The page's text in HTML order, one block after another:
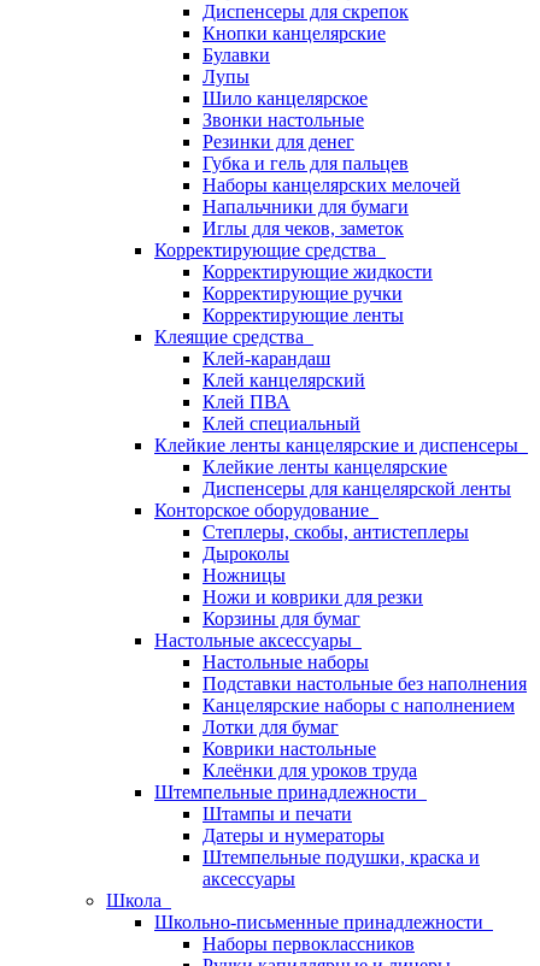
Диспенсеры для скрепок
Кнопки канцелярские
Булавки
Лупы
Шило канцелярское
Звонки настольные
Резинки для денег
Губка и гель для пальцев
Наборы канцелярских мелочей
Напальчники для бумаги
Иглы для чеков, заметок
Корректирующие средства
Корректирующие жидкости
Корректирующие ручки
Корректирующие ленты
Клеящие средства
Клей-карандаш
Клей канцелярский
Клей ПВА
Клей специальный
Клейкие ленты канцелярские и диспенсеры
Клейкие ленты канцелярские
Диспенсеры для канцелярской ленты
Конторское оборудование
Степлеры, скобы, антистеплеры
Дыроколы
Ножницы
Ножи и коврики для резки
Корзины для бумаг
Настольные аксессуары
Настольные наборы
Подставки настольные без наполнения
Канцелярские наборы с наполнением
Лотки для бумаг
Коврики настольные
Клеёнки для уроков труда
Штемпельные принадлежности
Штампы и печати
Датеры и нумераторы
Штемпельные подушки, краска и
аксессуары
Школа
Школьно-письменные принадлежности
Наборы первоклассников